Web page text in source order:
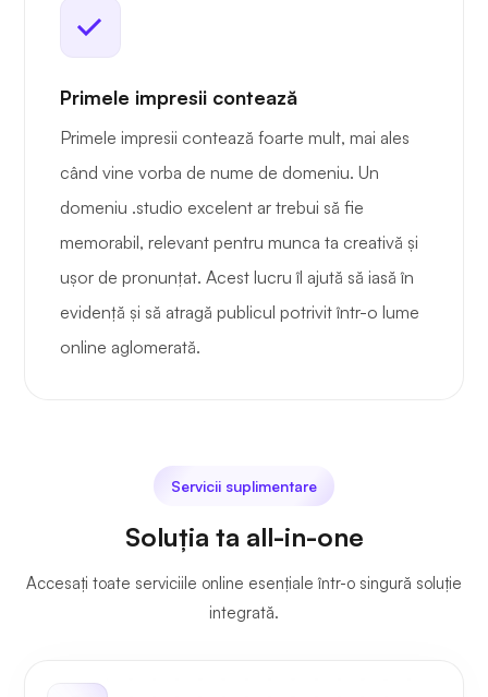
Primele impresii contează
Primele impresii contează foarte mult, mai ales
când vine vorba de nume de domeniu. Un
domeniu .studio excelent ar trebui să fie
memorabil, relevant pentru munca ta creativă și
ușor de pronunțat. Acest lucru îl ajută să iasă în
evidență și să atragă publicul potrivit într-o lume
online aglomerată.
Servicii suplimentare
Soluția ta all-in-one
Accesați toate serviciile online esențiale într-o singură soluție
integrată.